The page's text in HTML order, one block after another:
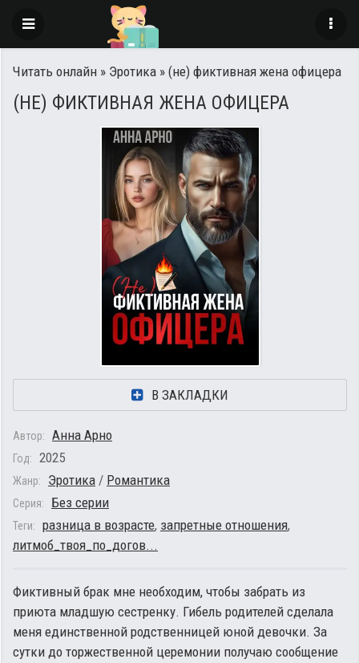
Читать онлайн » Эротика » (не) фиктивная жена офицера
(НЕ) ФИКТИВНАЯ ЖЕНА ОФИЦЕРА
В ЗАКЛАДКИ
Автор: Анна Арно
Год: 2025
Жанр: Эротика / Романтика
Серия: Без серии
Теги: разница в возрасте, запретные отношения,
литмоб_твоя_по_догов...
Фиктивный брак мне необходим, чтобы забрать из
приюта младшую сестренку. Гибель родителей сделала
меня единственной родственницей юной девочки. За
сутки до торжественной церемонии получаю сообщение